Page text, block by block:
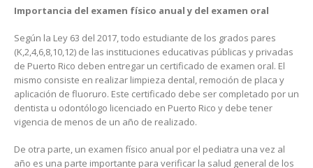
Importancia del examen físico anual y del examen oral
Según la Ley 63 del 2017, todo estudiante de los grados pares
(K,2,4,6,8,10,12) de las instituciones educativas públicas y privadas
de Puerto Rico deben entregar un certificado de examen oral. El
mismo consiste en realizar limpieza dental, remoción de placa y
aplicación de fluoruro. Este certificado debe ser completado por un
dentista u odontólogo licenciado en Puerto Rico y debe tener
vigencia de menos de un año de realizado.
De otra parte, un examen físico anual por el pediatra una vez al
año es una parte importante para verificar la salud general de los